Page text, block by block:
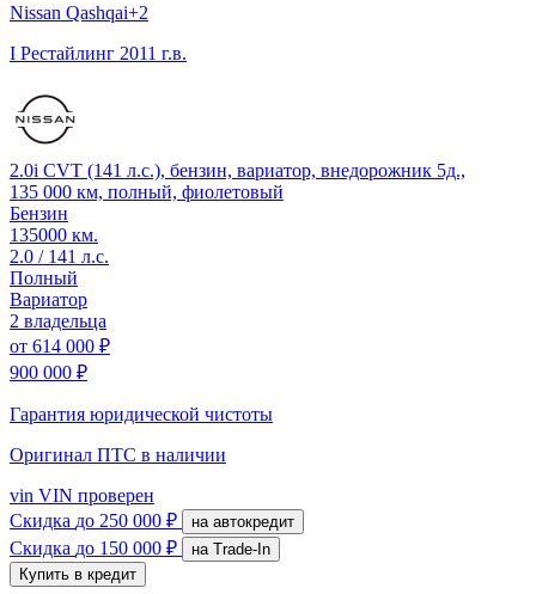
Nissan Qashqai+2
I Рестайлинг 2011 г.в.
2.0i CVT (141 л.с.), бензин, вариатор, внедорожник 5д.,
135 000 км, полный, фиолетовый
Бензин
135000 км.
2.0 / 141 л.с.
Полный
Вариатор
2 владельца
от 614 000 ₽
900 000 ₽
Гарантия юридической чистоты
Оригинал ПТС в наличии
vin VIN проверен
Скидка до 250 000 ₽ на автокредит
Скидка до 150 000 ₽
на Trade-In
Купить в кредит